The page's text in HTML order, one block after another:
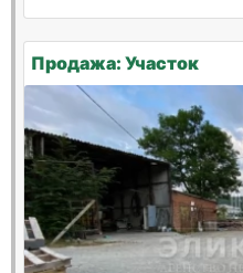
Продажа: Участок